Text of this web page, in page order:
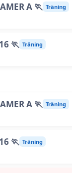
A 🏃 Träning
🏃 Träning
A 🏃 Träning
🏃 Träning